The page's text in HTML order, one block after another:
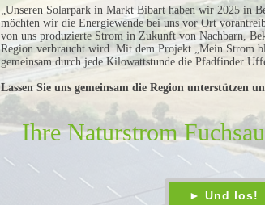
„Unseren Solarpark in Markt Bibart haben wir 2025 in
möchten wir die Energiewende bei uns vor Ort
von uns produzierte Strom in Zukunft von Nachbarn,
Region verbraucht wird. Mit dem Projekt „Mein Strom
gemeinsam durch jede Kilowattstunde die Pfadfinder
Lassen Sie uns gemeinsam die Region unterstützen
Ihre Naturstrom